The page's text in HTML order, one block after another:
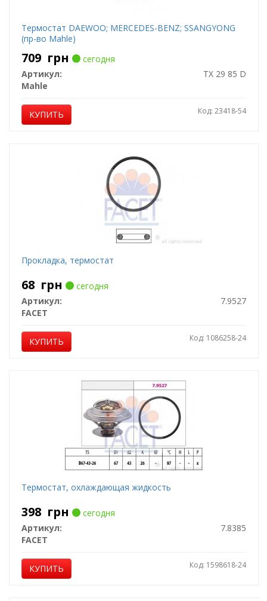
Термостат DAEWOO; MERCEDES-BENZ; SSANGYONG
(пр-во Mahle)
709 грн
сегодня
Артикул:
TX 29 85 D
Mahle
КУПИТЬ Код: 23418-54
Прокладка, термостат
68 грн
сегодня
Артикул:
7.9527
FACET
КУПИТЬ Код: 1086258-24
Термостат, охлаждающая жидкость
398 грн
сегодня
Артикул:
7.8385
FACET
КУПИТЬ Код: 1598618-24